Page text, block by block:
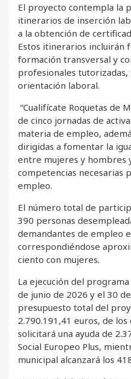
El proyecto contempla la
itinerarios de inserción
a la obtención de
Estos itinerarios incluirán
formación transversal y
profesionales
orientación laboral.
“Cualifícate Roquetas de
de cinco jornadas de
materia de empleo,
dirigidas a fomentar la
entre mujeres y hombres
competencias necesarias
empleo.
El número total de
390 personas
demandantes de empleo
correspondiéndose
ciento con mujeres.
La ejecución del
de junio de 2026 y el 30
presupuesto total del
2.790.191,41 euros, de
solicitará una ayuda de
Social Europeo Plus,
municipal alcanzará los